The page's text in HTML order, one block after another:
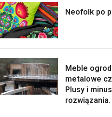
Neofolk po
Meble
metalowe
Plusy i
rozwiązania.